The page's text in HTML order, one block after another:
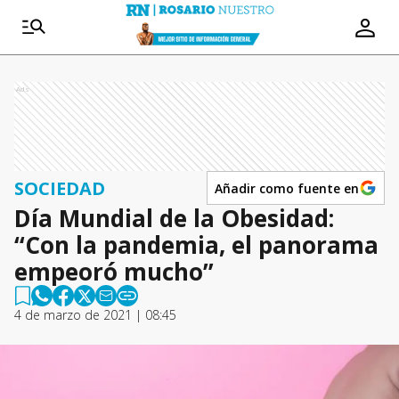
Ads
SOCIEDAD Añadir como fuente en
Día Mundial de la Obesidad:
“Con la pandemia, el panorama
empeoró mucho”
4 de marzo de 2021 | 08:45